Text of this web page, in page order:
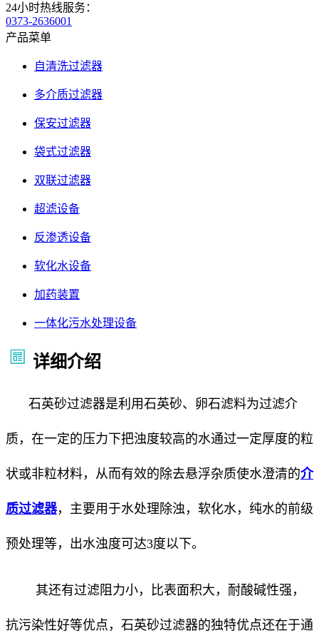
24小时热线服务：
0373-2636001
产品菜单
自清洗过滤器
多介质过滤器
保安过滤器
袋式过滤器
双联过滤器
超滤设备
反渗透设备
软化水设备
加药装置
一体化污水处理设备
详细介绍
石英砂过滤器是利用石英砂、卵石滤料为过滤介
质，在一定的压力下把浊度较高的水通过一定厚度的粒
状或非粒材料，从而有效的除去悬浮杂质使水澄清的介
质过滤器，主要用于水处理除浊，软化水，纯水的前级
预处理等，出水浊度可达3度以下。
其还有过滤阻力小，比表面积大，耐酸碱性强，
抗污染性好等优点，石英砂过滤器的独特优点还在于通